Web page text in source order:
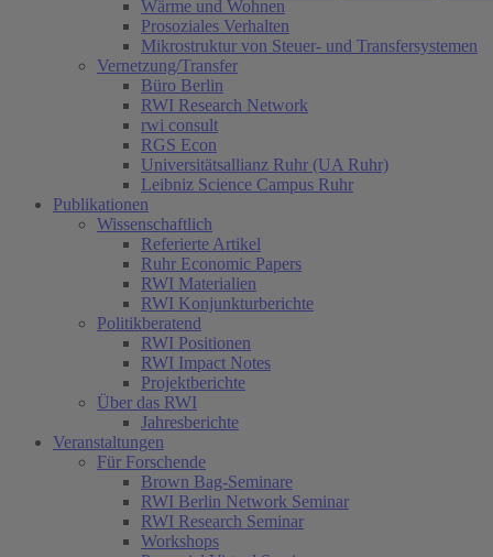
Wärme und Wohnen
Prosoziales Verhalten
Mikrostruktur von Steuer- und Transfersystemen
Vernetzung/Transfer
Büro Berlin
RWI Research Network
rwi consult
RGS Econ
Universitätsallianz Ruhr (UA Ruhr)
Leibniz Science Campus Ruhr
Publikationen
Wissenschaftlich
Referierte Artikel
Ruhr Economic Papers
RWI Materialien
RWI Konjunkturberichte
Politikberatend
RWI Positionen
RWI Impact Notes
Projektberichte
Über das RWI
Jahresberichte
Veranstaltungen
Für Forschende
Brown Bag-Seminare
RWI Berlin Network Seminar
RWI Research Seminar
Workshops